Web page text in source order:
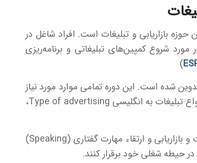
بازاریابی و تبلیغات است. افراد شاغل در
شروع کمپین‌های تبلیغاتی و برنامه‌ریزی
)
شده است. این دوره تمامی موارد مورد نیاز
در بازاریابی و تبلیغات را در بر خواهد گرفت. (تبلیغات به انگلیسی Advertising، انواع تبلیغات به انگلیسی Type of advertising،
در این دوره تاکید بسیار ویژه‌ای بر روی واژگان و اصطلاحات مرتبط با آموزش تبلیغات و بازاریابی و ارتقاء مهارت گفتاری (Speaking)
حیطه شغلی خود برقرار کنند.